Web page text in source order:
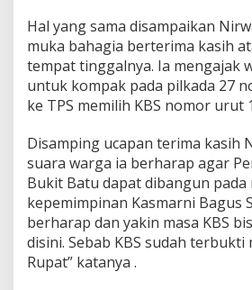
s
m
a
r
n
i
a
g
u
s
S
a
n
t
o
Hal yang sama disampaikan
muka bahagia berterima kasih
tempat tinggalnya. Ia mengajak
untuk kompak pada pilkada 27
ke TPS memilih KBS nomor urut
Disamping ucapan terima kasih
suara warga ia berharap agar
Bukit Batu dapat dibangun pada
kepemimpinan Kasmarni Bagus
berharap dan yakin masa KBS
disini. Sebab KBS sudah terbukti
Rupat” katanya .